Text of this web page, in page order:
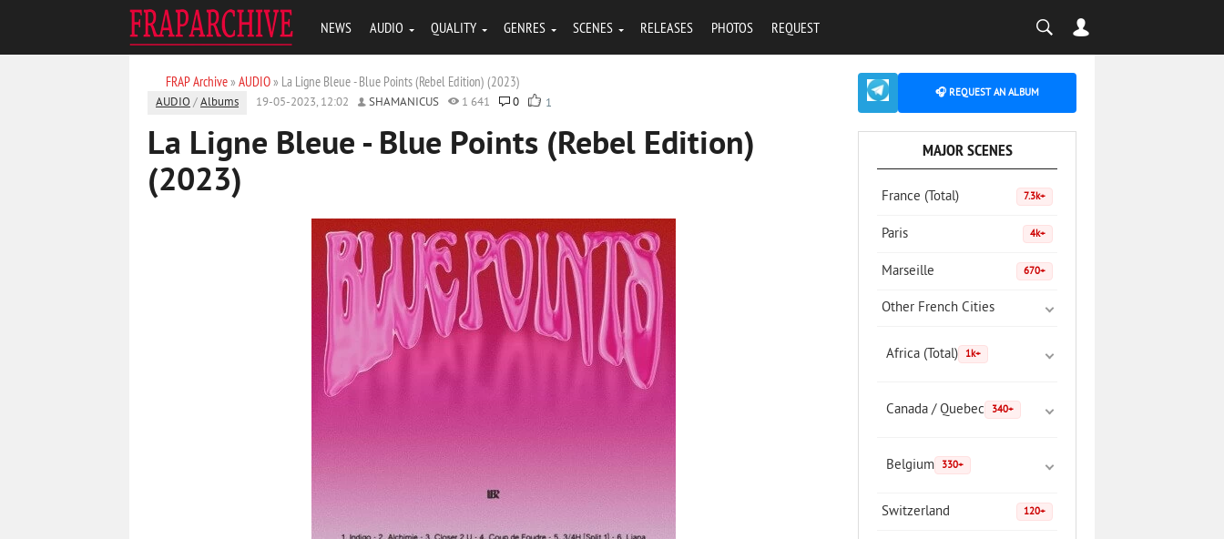
NEWS AUDIO QUALITY GENRES SCENES RELEASES PHOTOS REQUEST
FRAP Archive» AUDIO» La Ligne Bleue - Blue Points (Rebel Edition) (2023)
AUDIO /Albums 19-05-2023, 12:02 SHAMANICUS 1 641 0 1
La Ligne Bleue - Blue Points (Rebel Edition)
(2023)
🎧 REQUEST AN ALBUM
MAJOR SCENES
France (Total) 7.3k+
Paris 4k+
Marseille 670+
Other French Cities
Africa (Total) 1k+
Canada / Quebec 340+
Belgium 330+
Switzerland 120+